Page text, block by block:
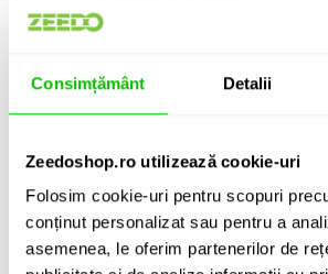
Consimțământ Detalii
Zeedoshop.ro utilizează cookie-uri
Folosim cookie-uri pentru scopuri
conținut personalizat sau pentru a
asemenea, le oferim partenerilor de
Lasere
+
Masini de fum
Masini de fum cu
Masini de ceata
Lichid de fum
Esente parfumate
Huse/Genti pentru
ceata